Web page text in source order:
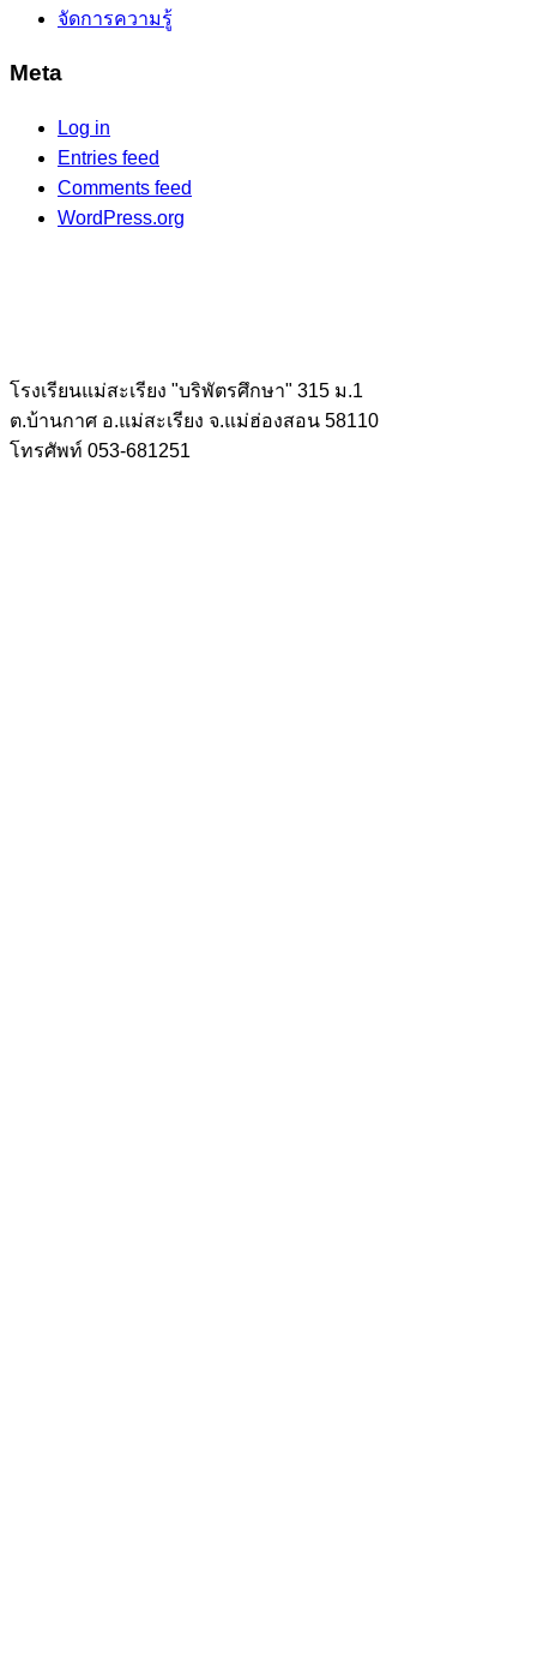
จัดการความรู้
Meta
Log in
Entries feed
Comments feed
WordPress.org
โรงเรียนแม่สะเรียง "บริพัตรศึกษา" 315 ม.1
ต.บ้านกาศ อ.แม่สะเรียง จ.แม่ฮ่องสอน 58110
โทรศัพท์ 053-681251